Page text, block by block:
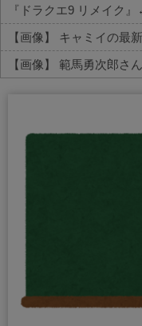
『ドラクエ9 リメイク